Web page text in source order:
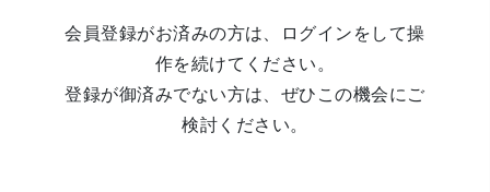
会員登録がお済みの方は、ログインをして操
作を続けてください。
登録が御済みでない方は、ぜひこの機会にご
検討ください。